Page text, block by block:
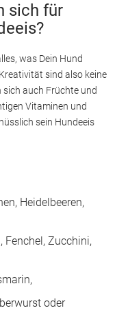
sich für
was Dein Hund
sind also keine
sich auch Früchte und
Vitaminen und
sein Hundeeis
Heidelbeeren,
Fenchel, Zucchini,
oder